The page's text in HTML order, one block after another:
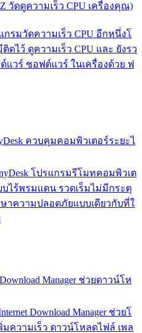
วัดดูความเร็ว CPU เครื่องคุณ)
รมวัดความเร็ว CPU อีกหนึ่งโ
ไว้ ดูความเร็ว CPU และ ยังรว
แวร์ ซอฟต์แวร์ ในเครื่องด้วย ฟ
ควบคุมคอมพิวเตอร์ระยะไ
โปรแกรมรีโมทคอมพิวเต
ไร้พรมแดน รวดเร็มไม่มีกระตุ
าความปลอดภัยแบบเดียวกับที่ใ
Manager ช่วยดาวน์โห
Download Manager ช่วยโ
มความเร็ว ดาวน์โหลดไฟล์ เพล